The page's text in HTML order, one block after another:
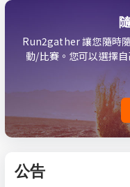
Run2gather 讓您隨時
動/比賽。您可以選擇
公告